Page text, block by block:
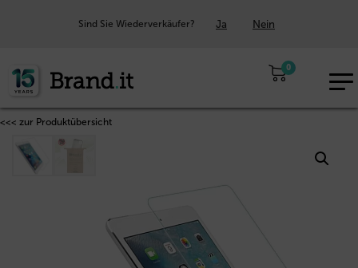
Sind Sie Wiederverkäufer? Ja Nein
0
DE
<<< zur Produktübersicht